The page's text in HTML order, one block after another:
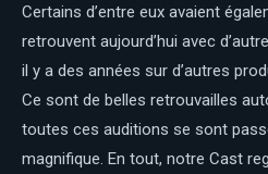
Certains d’entre eux avaient
retrouvent aujourd’hui avec
il y a des années sur d’autres
Ce sont de belles retrouvailles
toutes ces auditions se sont
magnifique. En tout, notre Cast